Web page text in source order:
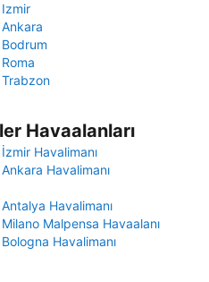
Izmir
Ankara
Bodrum
Roma
Trabzon
Havaalanları
İzmir Havalimanı
Ankara Havalimanı
Antalya Havalimanı
Milano Malpensa Havaalanı
Bologna Havalimanı